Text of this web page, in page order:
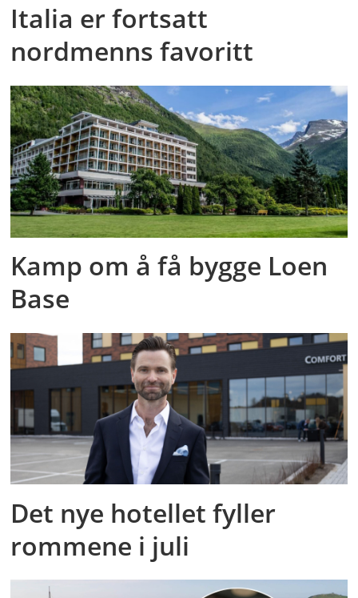
Italia er fortsatt
nordmenns favoritt
Kamp om å få bygge Loen
Base
Det nye hotellet fyller
rommene i juli